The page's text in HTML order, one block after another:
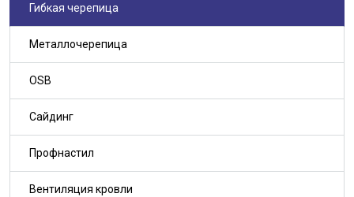
Гибкая черепица
Металлочерепица
OSB
Сайдинг
Профнастил
Вентиляция кровли